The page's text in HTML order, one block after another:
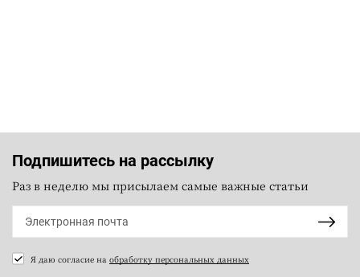
Подпишитесь на рассылку
Раз в неделю мы присылаем самые важные статьи
Я даю согласие на обработку персональных данных